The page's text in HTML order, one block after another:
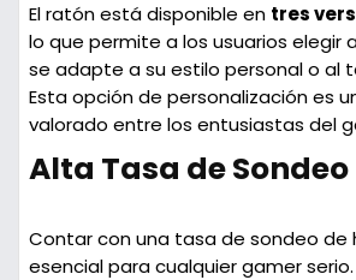
El ratón está disponible en tres
lo que permite a los usuarios elegir
se adapte a su estilo personal o al
Esta opción de personalización es
valorado entre los entusiastas del
Alta Tasa de Sondeo
Contar con una tasa de sondeo de
esencial para cualquier gamer serio.